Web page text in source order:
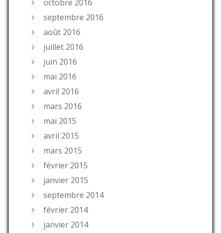
octobre 2016
septembre 2016
août 2016
juillet 2016
juin 2016
mai 2016
avril 2016
mars 2016
mai 2015
avril 2015
mars 2015
février 2015
janvier 2015
septembre 2014
février 2014
janvier 2014